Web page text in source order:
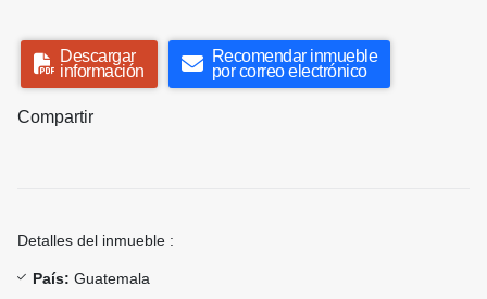
Descargar
información
Recomendar inmueble
por correo electrónico
Compartir
Detalles del inmueble :
País: Guatemala